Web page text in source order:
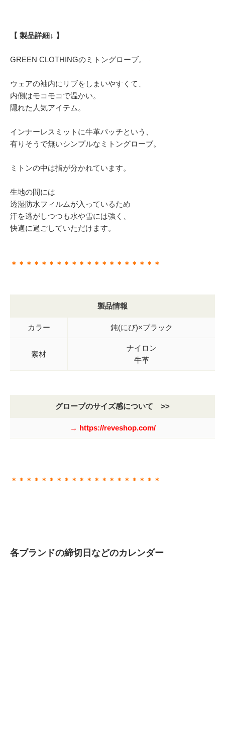
【 製品詳細↓ 】
GREEN CLOTHINGのミトングローブ。
ウェアの袖内にリブをしまいやすくて、
内側はモコモコで温かい。
隠れた人気アイテム。
インナーレスミットに牛革パッチという、
有りそうで無いシンプルなミトングローブ。
ミトンの中は指が分かれています。
生地の間には
透湿防水フィルムが入っているため
汗を逃がしつつも水や雪には強く、
快適に過ごしていただけます。
＊＊＊＊＊＊＊＊＊＊＊＊＊＊＊＊＊＊＊＊
製品情報
カラー 鈍(にび)×ブラック
素材
ナイロン
牛革
グローブのサイズ感について >>
→ https://reveshop.com/
＊＊＊＊＊＊＊＊＊＊＊＊＊＊＊＊＊＊＊＊
各ブランドの締切日などのカレンダー